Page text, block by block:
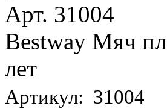
Арт. 31004
Bestway Мяч
лет
Артикул: 31004